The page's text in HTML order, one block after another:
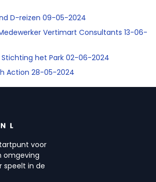
D-reizen 09-05-2024
Vertimart Consultants 13-06-
het Park 02-06-2024
Action 28-05-2024
voor
omgeving
speelt in de